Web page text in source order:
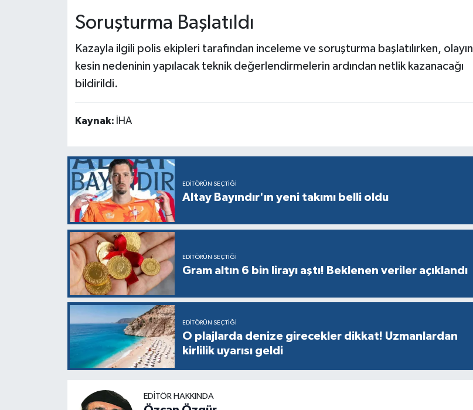
Soruşturma Başlatıldı
Kazayla ilgili polis ekipleri tarafından inceleme ve soruşturma başlatılırken, olayın
kesin nedeninin yapılacak teknik değerlendirmelerin ardından netlik kazanacağı
bildirildi.
Kaynak: İHA
EDITÖRÜN SEÇTIĞI
Altay Bayındır'ın yeni takımı belli oldu
EDITÖRÜN SEÇTIĞI
Gram altın 6 bin lirayı aştı! Beklenen veriler açıklandı
EDITÖRÜN SEÇTIĞI
O plajlarda denize girecekler dikkat! Uzmanlardan
kirlilik uyarısı geldi
EDITÖR HAKKINDA